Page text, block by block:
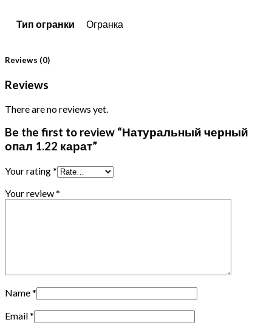
Тип огранки Огранка
Reviews (0)
Reviews
There are no reviews yet.
Be the first to review “Натуральный черный
опал 1.22 карат”
Your rating*
Your review*
Name*
Email*